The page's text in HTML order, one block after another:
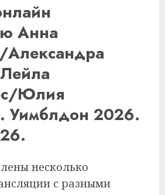
Анна
Юлия
Уимблдон 2026.
несколько
с разными